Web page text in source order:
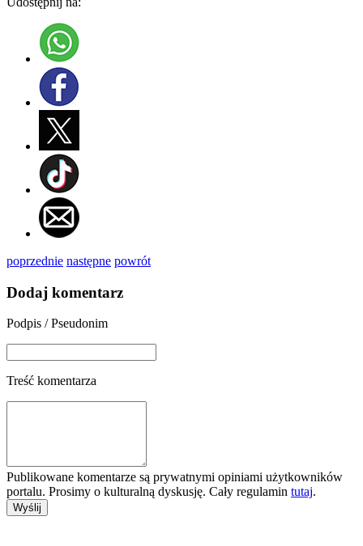
poprzednie następne powrót
Dodaj komentarz
Podpis / Pseudonim
Treść komentarza
Publikowane komentarze są prywatnymi opiniami użytkowników
portalu. Prosimy o kulturalną dyskusję. Cały regulamin tutaj.